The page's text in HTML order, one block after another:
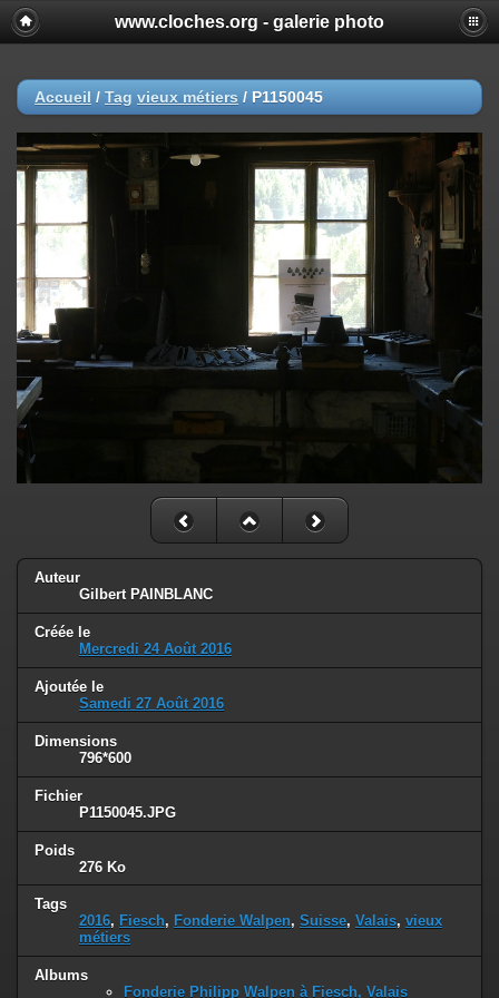
www.cloches.org - galerie photo
Accueil / Tag vieux métiers / P1150045
Auteur
Gilbert PAINBLANC
Créée le
Mercredi 24 Août 2016
Ajoutée le
Samedi 27 Août 2016
Dimensions
796*600
Fichier
P1150045.JPG
Poids
276 Ko
Tags
2016, Fiesch, Fonderie Walpen, Suisse, Valais, vieux
métiers
Albums
Fonderie Philipp Walpen à Fiesch, Valais